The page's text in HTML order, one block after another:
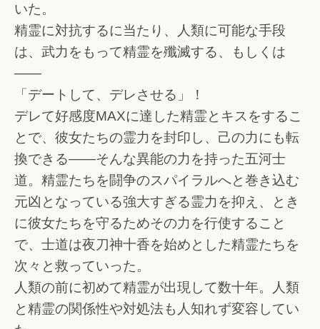
いた。
精霊に対抗するに当たり、人類に可能な手段
は、武力をもって精霊を殲滅する、もしくは
――
「デートして、デレさせる」！
デレて好感度MAXに達した精霊とキスをするこ
とで、彼女たちの霊力を封印し、己の力にも転
換できる――そんな異能の力を持った五河士
道。精霊たちを闘争のスパイラルへと巻き込む
元凶となっている強大すぎる霊力を抑え、とき
に彼女たちを守るためその力を行使すること
で、士道は夜刀神十香を始めとした精霊たちを
次々と救っていった。
人類の前に初めて精霊が出現して数十年。人類
と精霊の関係性や対処法も人知れず変容してい